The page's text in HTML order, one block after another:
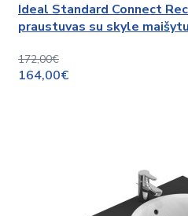
Ideal Standard Connect
praustuvas su skyle
172,00€
164,00€